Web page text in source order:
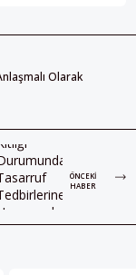
Olarak
ÖNCEKI
HABER